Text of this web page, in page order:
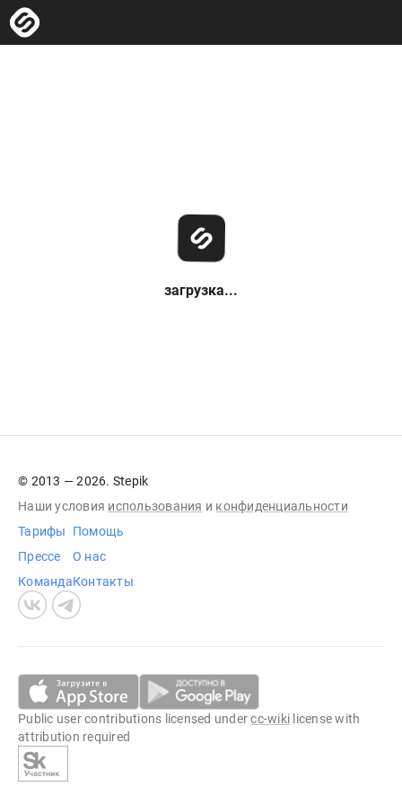
загрузка...
© 2013 — 2026. Stepik
Наши условия использования и конфиденциальности
Тарифы
Прессе
Команда
Помощь
О нас
Контакты
Public user contributions licensed undercc-wiki license with
attribution required